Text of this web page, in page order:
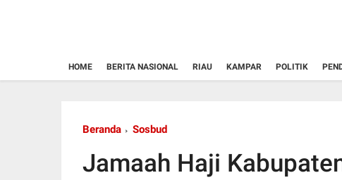
HOME BERITA NASIONAL RIAU KAMPAR POLITIK
Beranda Sosbud
Jamaah Haji